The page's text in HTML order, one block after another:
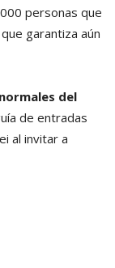
personas que
garantiza aún
del
de entradas
al invitar a